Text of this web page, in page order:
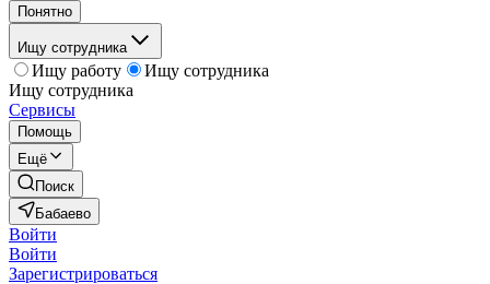
Понятно
Ищу сотрудника
Ищу работу
Ищу сотрудника
Ищу сотрудника
Сервисы
Помощь
Ещё
Поиск
Бабаево
Войти
Войти
Зарегистрироваться